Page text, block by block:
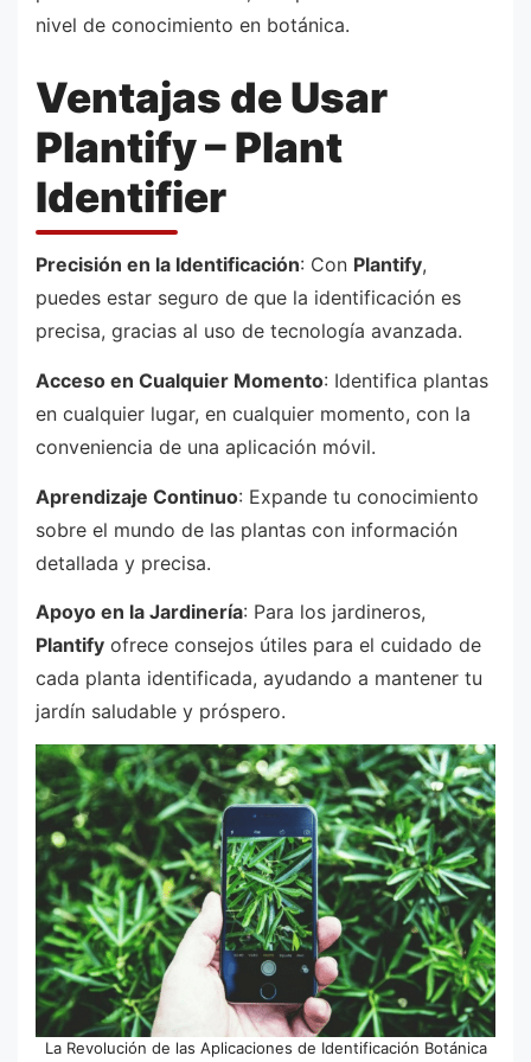
nivel de conocimiento en botánica.
Ventajas de Usar
Plantify – Plant
Identifier
Precisión en la Identificación: Con Plantify,
puedes estar seguro de que la identificación es
precisa, gracias al uso de tecnología avanzada.
Acceso en Cualquier Momento: Identifica plantas
en cualquier lugar, en cualquier momento, con la
conveniencia de una aplicación móvil.
Aprendizaje Continuo: Expande tu conocimiento
sobre el mundo de las plantas con información
detallada y precisa.
Apoyo en la Jardinería: Para los jardineros,
Plantify ofrece consejos útiles para el cuidado de
cada planta identificada, ayudando a mantener tu
jardín saludable y próspero.
La Revolución de las Aplicaciones de Identificación Botánica